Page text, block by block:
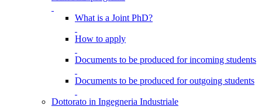
What is a Joint PhD?
How to apply
Documents to be produced for incoming students
Documents to be produced for outgoing students
Dottorato in Ingegneria Industriale